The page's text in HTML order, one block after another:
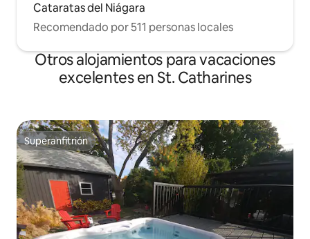
Cataratas del Niágara
Recomendado por 511 personas locales
Otros alojamientos para vacaciones
excelentes en St. Catharines
Superanfitrión
Superanfitrión